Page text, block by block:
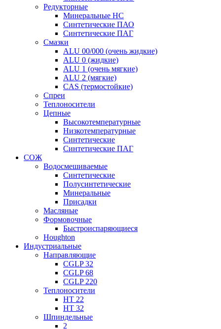
Редукторные
Минеральные HC
Синтетические ПАО
Синтетические ПАГ
Смазки
ALU 00/000 (очень жидкие)
ALU 0 (жидкие)
ALU 1 (очень мягкие)
ALU 2 (мягкие)
CAS (термостойкие)
Спреи
Теплоносители
Цепные
Высокотемпературные
Низкотемпературные
Синтетические
Синтетические ПАГ
СОЖ
Водосмешиваемые
Синтетические
Полусинтетические
Минеральные
Присадки
Масляные
Формовочные
Быстроиспаряющиеся
Houghton
Индустриальные
Направляющие
CGLP 32
CGLP 68
CGLP 220
Теплоносители
HT 22
HT 32
Шпиндельные
2